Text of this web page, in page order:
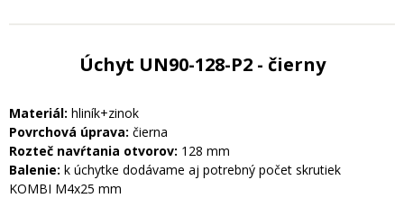
Úchyt UN90-128-P2 - čierny
Materiál: hliník+zinok
Povrchová úprava: čierna
Rozteč navŕtania otvorov: 128 mm
Balenie: k úchytke dodávame aj potrebný počet skrutiek
KOMBI M4x25 mm